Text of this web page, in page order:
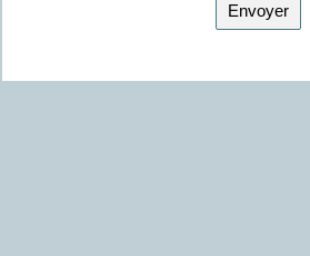
Envoyer